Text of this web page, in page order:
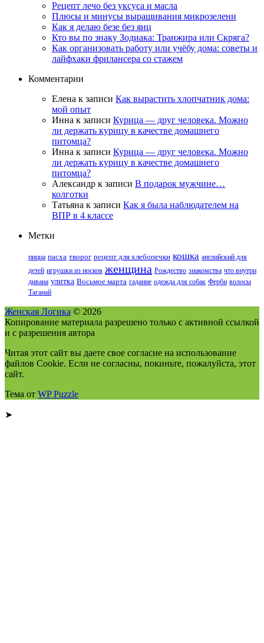
Рецепт лечо без уксуса и масла
Плюсы и минусы выращивания микрозелени
Как я делаю безе без яиц
Кто вы по знаку Зодиака: Транжира или Скряга?
Как организовать работу или учёбу дома: советы и
лайфхаки фрилансера со стажем
Комментарии
Елена к записи Как вырастить хлопчатник дома:
мой опыт
Инна к записи Курица — друг человека. Можно
ли держать курицу в качестве домашнего
питомца?
Инна к записи Курица — друг человека. Можно
ли держать курицу в качестве домашнего
питомца?
Александр к записи В подарок мужчине…
колготки
Татьяна к записи Как я была наблюдателем на
ВПР в 4 классе
Метки
пицца пасха творог рецепт для хлебопечки кошка английский для
детей игрушки из носков женщина Рождество знакомства что внутри
дивана улитка Восьмое марта гадание одежда для собак Ферби волосы
Таганай
Женская Логика © 2026
Копирование материала разрешено только с активной ссылкой
и с разрешения автора
Читая этот сайт вы даете свое согласие на использование
файлов Cookie. Если не согласны, покиньте, пожалуйста, этот
сайт.
Тема от WP Puzzle
➤